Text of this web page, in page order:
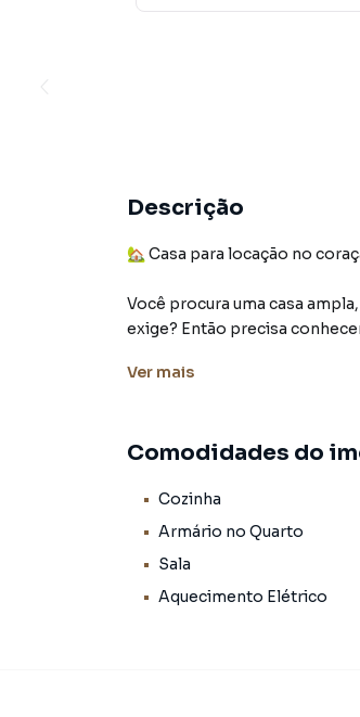
Descrição
🏡 Casa para locação no
Você procura uma casa
exige? Então precisa
tranquilidade residencial com
Supermercado Boa –
Ver mais
Comodidades do
Cozinha
Armário no Quarto
Sala
Aquecimento Elétrico